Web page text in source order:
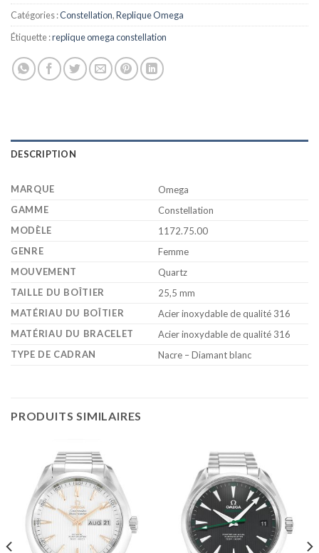
Catégories :Constellation,Replique Omega
Étiquette :replique omega constellation
DESCRIPTION
MARQUE
Omega
GAMME
Constellation
MODÈLE
1172.75.00
GENRE
Femme
MOUVEMENT
Quartz
TAILLE DU BOÎTIER
25,5 mm
MATÉRIAU DU BOÎTIER
Acier inoxydable de qualité 316
MATÉRIAU DU BRACELET
Acier inoxydable de qualité 316
TYPE DE CADRAN
Nacre – Diamant blanc
PRODUITS SIMILAIRES